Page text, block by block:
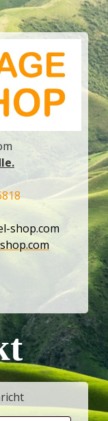
shop.com